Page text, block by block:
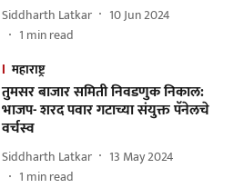
Siddharth Latkar
10 Jun 2024
1 min read
महाराष्ट्र
तुमसर बाजार समिती निवडणुक निकाल:
भाजप- शरद पवार गटाच्या संयुक्त पॅनेलचे
वर्चस्व
Siddharth Latkar
13 May 2024
1 min read